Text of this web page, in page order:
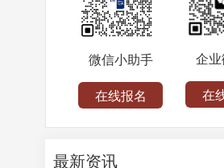
微信小助手
在线报名
企
在
最新资讯